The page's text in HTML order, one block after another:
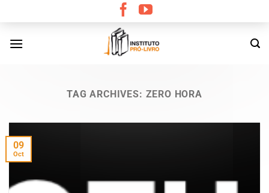
content
TAG ARCHIVES: ZERO HORA
09
Oct